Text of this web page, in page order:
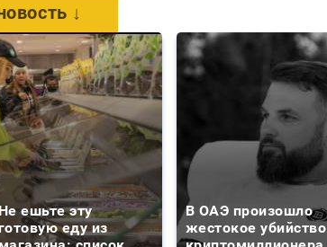
↓
Не ешьте эту
еду из
В ОАЭ произошло
жестокое убийство